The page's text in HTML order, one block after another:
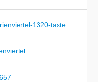
1320-taste